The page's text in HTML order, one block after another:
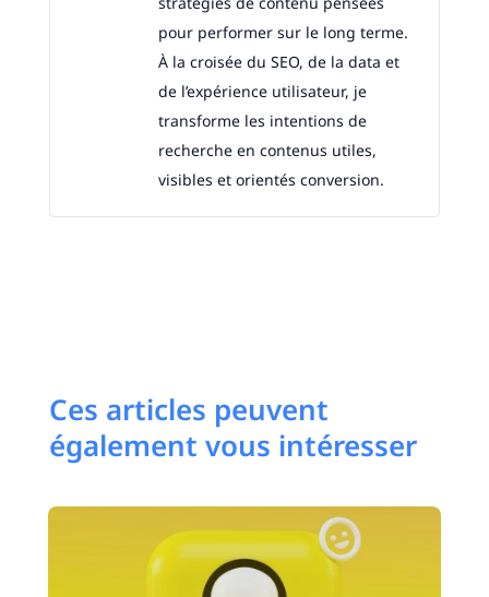
pour performer sur le long terme.
À la croisée du SEO, de la data et
de l’expérience utilisateur, je
transforme les intentions de
recherche en contenus utiles,
visibles et orientés conversion.
Ces articles peuvent
également vous intéresser